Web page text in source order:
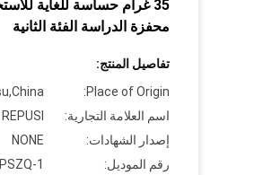
35 غرام حساسة للغاية
محفزة الدراسة الفئة الثانية
تفاصيل المنتج:
Place of Origin:
اسم العلامة التجارية:
REPUSI
إصدار الشهادات:
NONE
رقم الموديل:
1